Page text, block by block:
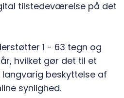
tilstedeværelse på det
1 - 63 tegn og
hvilket gør det til et
beskyttelse af
synlighed.